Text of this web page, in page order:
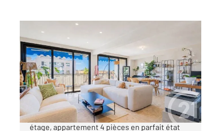
BEAULIEU SUR MER 06
118 m2, 4 pièces
Ref : 5615
Appartement F2 Bis à vendre
1 250 000 €
Beaulieu-sur-Mer Centre-ville, avant-dernier
étage, appartement 4 pièces en parfait état